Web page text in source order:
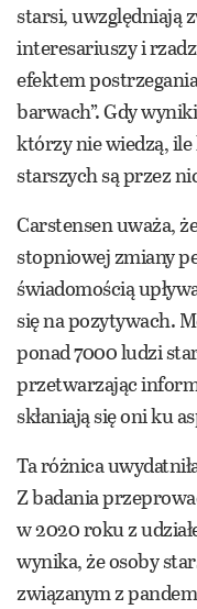
starsi, uwzględniają
interesariuszy i
efektem
barwach”. Gdy
którzy nie wiedzą,
starszych są przez
Carstensen uważa,
stopniowej zmiany
świadomością
się na pozytywach.
ponad 7000 ludzi
przetwarzając
skłaniają się oni ku
Ta różnica
Z badania
w 2020 roku z
wynika, że osoby
związanym z